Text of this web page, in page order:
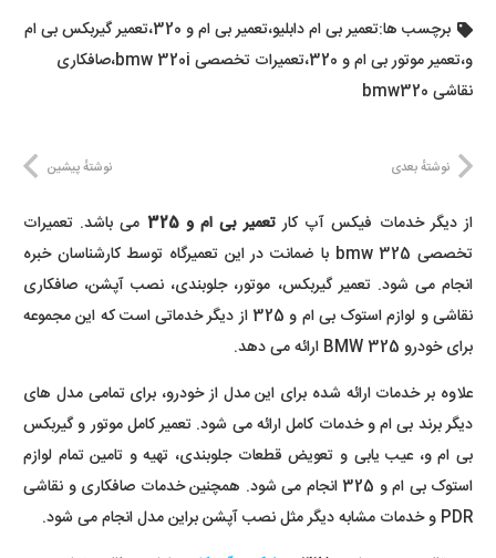
برچسب ها:تعمیر بی ام دابلیو،تعمیر بی ام و 320 ،تعمیر گیربکس بی ام
و،تعمیر موتور بی ام و 320 ،تعمیرات تخصصی bmw 320i ،صافکاری
نقاشی bmw320
نوشتهٔ پیشین نوشتهٔ بعدی
از دیگر خدمات فیکس آپ کارتعمیر بی ام و 325
می باشد. تعمیرات
تخصصی bmw 325 با ضمانت در این تعمیرگاه توسط کارشناسان خبره
انجام می شود. تعمیر گیربکس، موتور، جلوبندی، نصب آپشن، صافکاری
نقاشی و لوازم استوک بی ام و 325 از دیگر خدماتی است که این مجموعه
برای خودرو BMW 325 ارائه می دهد.
علاوه بر خدمات ارائه شده برای این مدل از خودرو، برای تمامی مدل های
دیگر برند بی ام و خدمات کامل ارائه می شود. تعمیر کامل موتور و گیربکس
بی ام و، عیب یابی و تعویض قطعات جلوبندی، تهیه و تامین تمام لوازم
استوک بی ام و 325 انجام می شود. همچنین خدمات صافکاری و نقاشی
PDR و خدمات مشابه دیگر مثل نصب آپشن براین مدل انجام می شود.